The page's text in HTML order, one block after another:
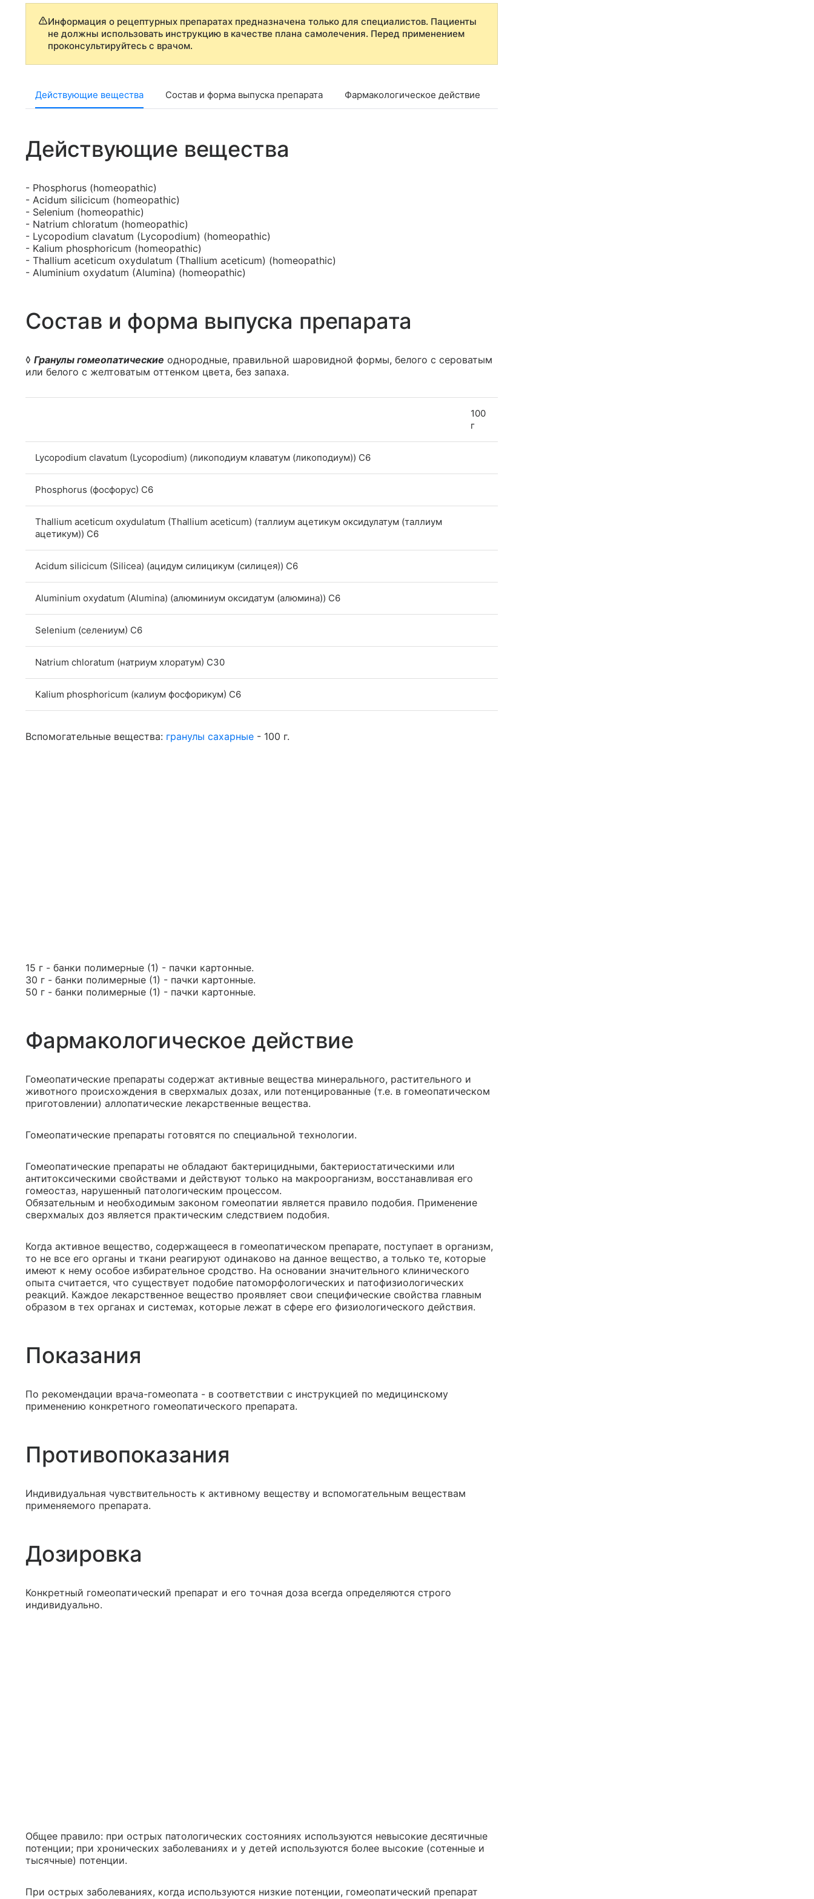
Информация о рецептурных препаратах предназначена только для специалистов. Пациенты
не должны использовать инструкцию в качестве плана самолечения. Перед применением
проконсультируйтесь с врачом.
Действующие вещества Состав и форма выпуска препарата Фармакологическое действие
Действующие вещества
- Phosphorus (homeopathic)
- Acidum siliсiсum (homeopathic)
- Selenium (homeopathic)
- Natrium chloratum (homeopathic)
- Lycopodium clavatum (Lycopodium) (homeopathic)
- Kalium phosphoricum (homeopathic)
- Thallium aceticum oxydulatum (Thallium aceticum) (homeopathic)
- Aluminium oxydatum (Alumina) (homeopathic)
Состав и форма выпуска препарата
◊ Гранулы гомеопатические однородные, правильной шаровидной формы, белого с сероватым
или белого с желтоватым оттенком цвета, без запаха.
100
г
Lycopodium clavatum (Lycopodium) (ликоподиум клаватум (ликоподиум)) C6
Phosphorus (фосфорус) C6
Thallium aceticum oxydulatum (Thallium aceticum) (таллиум ацетикум оксидулатум (таллиум
ацетикум)) C6
Acidum silicicum (Silicea) (ацидум силицикум (силицея)) C6
Aluminium oxydatum (Alumina) (алюминиум оксидатум (алюмина)) C6
Selenium (селениум) C6
Natrium chloratum (натриум хлоратум) C30
Kalium phosphoricum (калиум фосфорикум) C6
Вспомогательные вещества: гранулы сахарные - 100 г.
15 г - банки полимерные (1) - пачки картонные.
30 г - банки полимерные (1) - пачки картонные.
50 г - банки полимерные (1) - пачки картонные.
Фармакологическое действие
Гомеопатические препараты содержат активные вещества минерального, растительного и
животного происхождения в сверхмалых дозах, или потенцированные (т.е. в гомеопатическом
приготовлении) аллопатические лекарственные вещества.
Гомеопатические препараты готовятся по специальной технологии.
Гомеопатические препараты не обладают бактерицидными, бактериостатическими или
антитоксическими свойствами и действуют только на макроорганизм, восстанавливая его
гомеостаз, нарушенный патологическим процессом.
Обязательным и необходимым законом гомеопатии является правило подобия. Применение
сверхмалых доз является практическим следствием подобия.
Когда активное вещество, содержащееся в гомеопатическом препарате, поступает в организм,
то не все его органы и ткани реагируют одинаково на данное вещество, а только те, которые
имеют к нему особое избирательное сродство. На основании значительного клинического
опыта считается, что существует подобие патоморфологических и патофизиологических
реакций. Каждое лекарственное вещество проявляет свои специфические свойства главным
образом в тех органах и системах, которые лежат в сфере его физиологического действия.
Показания
По рекомендации врача-гомеопата - в соответствии с инструкцией по медицинскому
применению конкретного гомеопатического препарата.
Противопоказания
Индивидуальная чувствительность к активному веществу и вспомогательным веществам
применяемого препарата.
Дозировка
Конкретный гомеопатический препарат и его точная доза всегда определяются строго
индивидуально.
Общее правило: при острых патологических состояниях используются невысокие десятичные
потенции; при хронических заболеваниях и у детей используются более высокие (сотенные и
тысячные) потенции.
При острых заболеваниях, когда используются низкие потенции, гомеопатический препарат